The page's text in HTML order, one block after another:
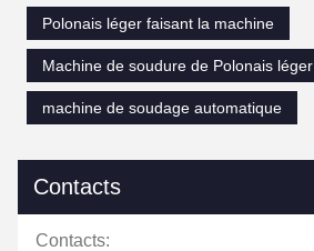
Polonais léger faisant la machine
Machine de soudure de Polonais léger
machine de soudage automatique
Contacts
Contacts: